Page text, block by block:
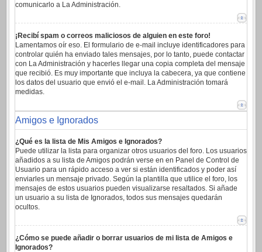
comunicarlo a La Administración.
¡Recibí spam o correos maliciosos de alguien en este foro!
Lamentamos oír eso. El formulario de e-mail incluye identificadores para
controlar quién ha enviado tales mensajes, por lo tanto, puede contactar
con La Administración y hacerles llegar una copia completa del mensaje
que recibió. Es muy importante que incluya la cabecera, ya que contiene
los datos del usuario que envió el e-mail. La Administración tomará
medidas.
Amigos e Ignorados
¿Qué es la lista de Mis Amigos e Ignorados?
Puede utilizar la lista para organizar otros usuarios del foro. Los usuarios
añadidos a su lista de Amigos podrán verse en en Panel de Control de
Usuario para un rápido acceso a ver si están identificados y poder así
enviarles un mensaje privado. Según la plantilla que utilice el foro, los
mensajes de estos usuarios pueden visualizarse resaltados. Si añade
un usuario a su lista de Ignorados, todos sus mensajes quedarán
ocultos.
¿Cómo se puede añadir o borrar usuarios de mi lista de Amigos e
Ignorados?